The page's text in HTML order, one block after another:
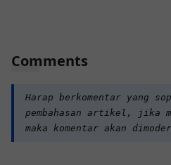
Comments
Harap berkomentar yang
pembahasan artikel, jika
maka komentar akan